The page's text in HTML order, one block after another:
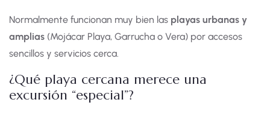
Normalmente funcionan muy bien las playas urbanas y
amplias (Mojácar Playa, Garrucha o Vera) por accesos
sencillos y servicios cerca.
¿Qué playa cercana merece una
excursión “especial”?